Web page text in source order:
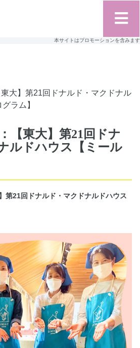
本サイトはプロモーションを含みます
大】第21回ドナルド・マクドナル
ラム】
【東大】第21回ドナ
ルドハウス【ミール
第21回ドナルド・マクドナルドハウス